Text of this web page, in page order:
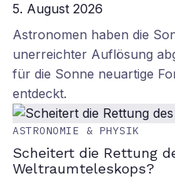
5. August 2026
Astronomen haben die
unerreichter Auflösung
für die Sonne neuartige
entdeckt.
ASTRONOMIE & PHYSIK
Scheitert die Rettung
Weltraumteleskops?